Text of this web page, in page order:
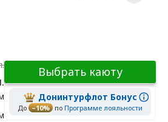
Выбрать каюту
Донинтурфлот Бонус
До –10% по Программе лояльности